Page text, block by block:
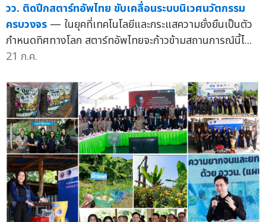
วว. ติดปีกสตาร์ทอัพไทย ขับเคลื่อนระบบนิเวศนวัตกรรม
ครบวงจร — ในยุคที่เทคโนโลยีและกระแสความยั่งยืนเป็นตัว
กำหนดทิศทางโลก สตาร์ทอัพไทยจะก้าวข้ามสถานการณ์นี้ไ...
21 ก.ค.